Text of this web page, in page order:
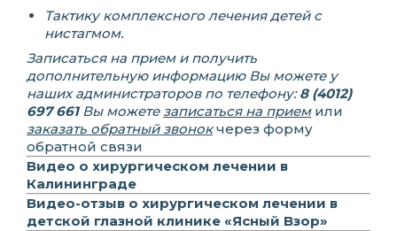
Тактику комплексного лечения детей с
нистагмом.
Записаться на прием и получить
дополнительную информацию Вы можете у
наших администраторов по телефону:8 (4012)
697 661 Вы можете записаться на приемили
заказать обратный звонокчерез форму
обратной связи
Видео о хирургическом лечении в
Калининграде
Видео-отзыв о хирургическом лечении в
детской глазной клинике «Ясный Взор»